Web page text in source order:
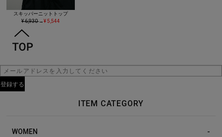
スキッパーニットトップ
¥ 6,930→¥ 5,544
ITEM CATEGORY
WOMEN